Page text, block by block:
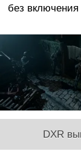
без включения
DXR